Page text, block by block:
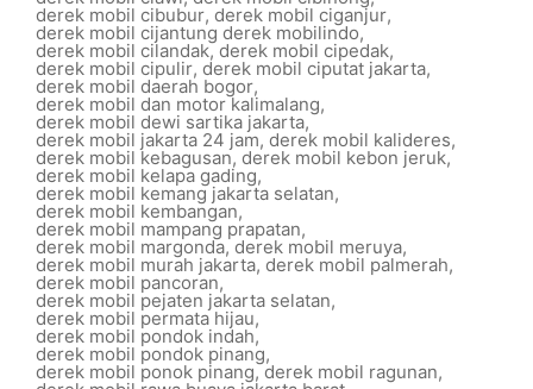
derek mobil cibubur, derek mobil ciganjur,
derek mobil cijantung derek mobilindo,
derek mobil cilandak,derek mobil cipedak,
derek mobil cipulir, derek mobil ciputat jakarta,
derek mobil daerah bogor,
derek mobil dan motor kalimalang,
derek mobil dewi sartika jakarta,
derek mobil jakarta 24 jam, derek mobil kalideres,
derek mobil kebagusan, derek mobil kebon jeruk,
derek mobil kelapa gading,
derek mobil kemang jakarta selatan,
derek mobil kembangan,
derek mobil mampang prapatan,
derek mobil margonda,derek mobil meruya,
derek mobil murah jakarta, derek mobil palmerah,
derek mobil pancoran,
derek mobil pejaten jakarta selatan,
derek mobil permata hijau,
derek mobil pondok indah,
derek mobil pondok pinang,
derek mobil ponok pinang,derek mobil ragunan,